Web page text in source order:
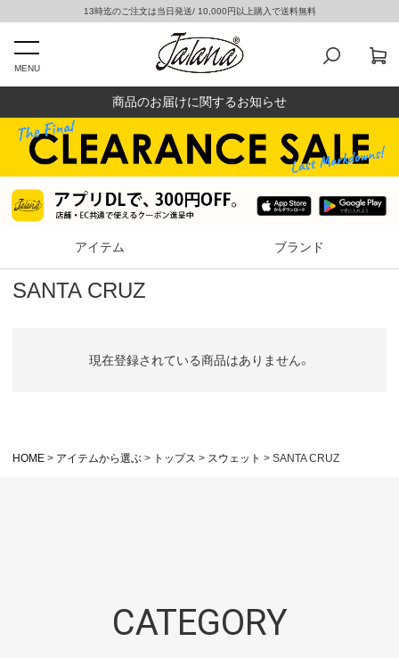
13時迄のご注文は当日発送/ 10,000円以上購入で送料無料
MENU
商品のお届けに関するお知らせ
アイテム ブランド
SANTA CRUZ
現在登録されている商品はありません。
HOME アイテムから選ぶ トップス スウェット SANTA CRUZ
CATEGORY